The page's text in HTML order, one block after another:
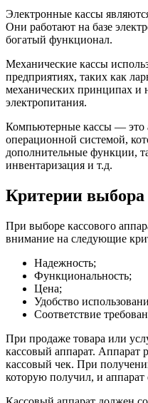
Электронные кассы
Они работают на базе
богатый функционал.
Механические кассы
предприятиях, таких как
механических принципах и
электропитания.
Компьютерные кассы — это
операционной системой,
дополнительные функции,
инвентаризация и т.д.
Критерии выбора
При выборе кассового
внимание на следующие
Надежность;
Функциональность;
Цена;
Удобство
Соответствие
При продаже товара или
кассовый аппарат. Аппарат
кассовый чек. При
которую получил, и аппарат